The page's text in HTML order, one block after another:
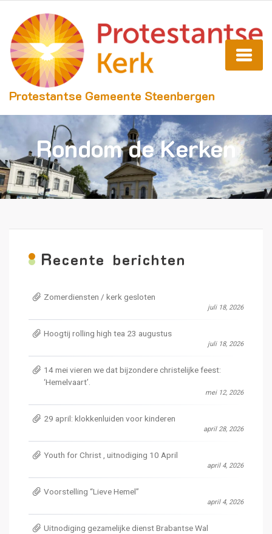
Protestantse Gemeente Steenbergen
Rondom de Kerken
Recente berichten
Zomerdiensten / kerk gesloten
juli 18, 2026
Hoogtij rolling high tea 23 augustus
juli 18, 2026
14 mei vieren we dat bijzondere christelijke feest:
‘Hemelvaart’.
mei 12, 2026
29 april: klokkenluiden voor kinderen
april 28, 2026
Youth for Christ , uitnodiging 10 April
april 4, 2026
Voorstelling “Lieve Hemel”
april 4, 2026
Uitnodiging gezamelijke dienst Brabantse Wal